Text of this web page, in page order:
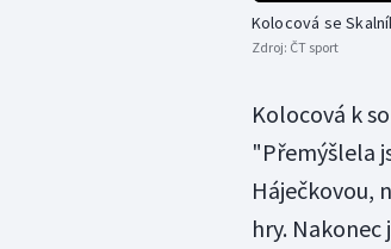
Kolocová se
Zdroj: ČT sport
Kolocová k
"Přemýšlela
Háječkovou,
hry.